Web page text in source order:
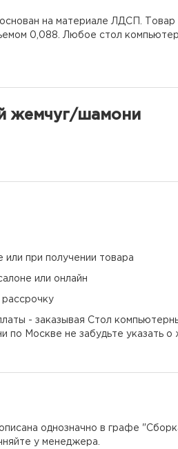
на материале ЛДСП. Товар
0,088. Любое стол
жемчуг/шамони
или при получении товара
или онлайн
- заказывая Стол
Москве не забудьте указать о
однозначно в графе
у менеджера.